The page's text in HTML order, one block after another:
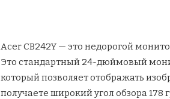
Acer CB242Y — это недорогой
Это стандартный 24-дюймовый
который позволяет отображать
получаете широкий угол обзора 178